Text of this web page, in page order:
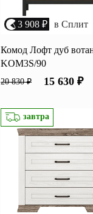
Туалетные столы
3 908 ₽ в Сплит
Комод Лофт дуб
KOM3S/90
20 830 ₽ 15 630 ₽
завтра